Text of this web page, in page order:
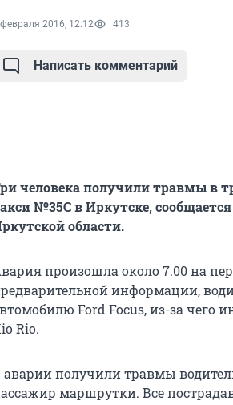
2016, 12:12 413
Написать комментарий
человека получили травмы в
№35С в Иркутске,
области.
произошла около 7.00 на
информации,
Ford Focus, из-за
Rio.
аварии получили травмы
маршрутки. Все